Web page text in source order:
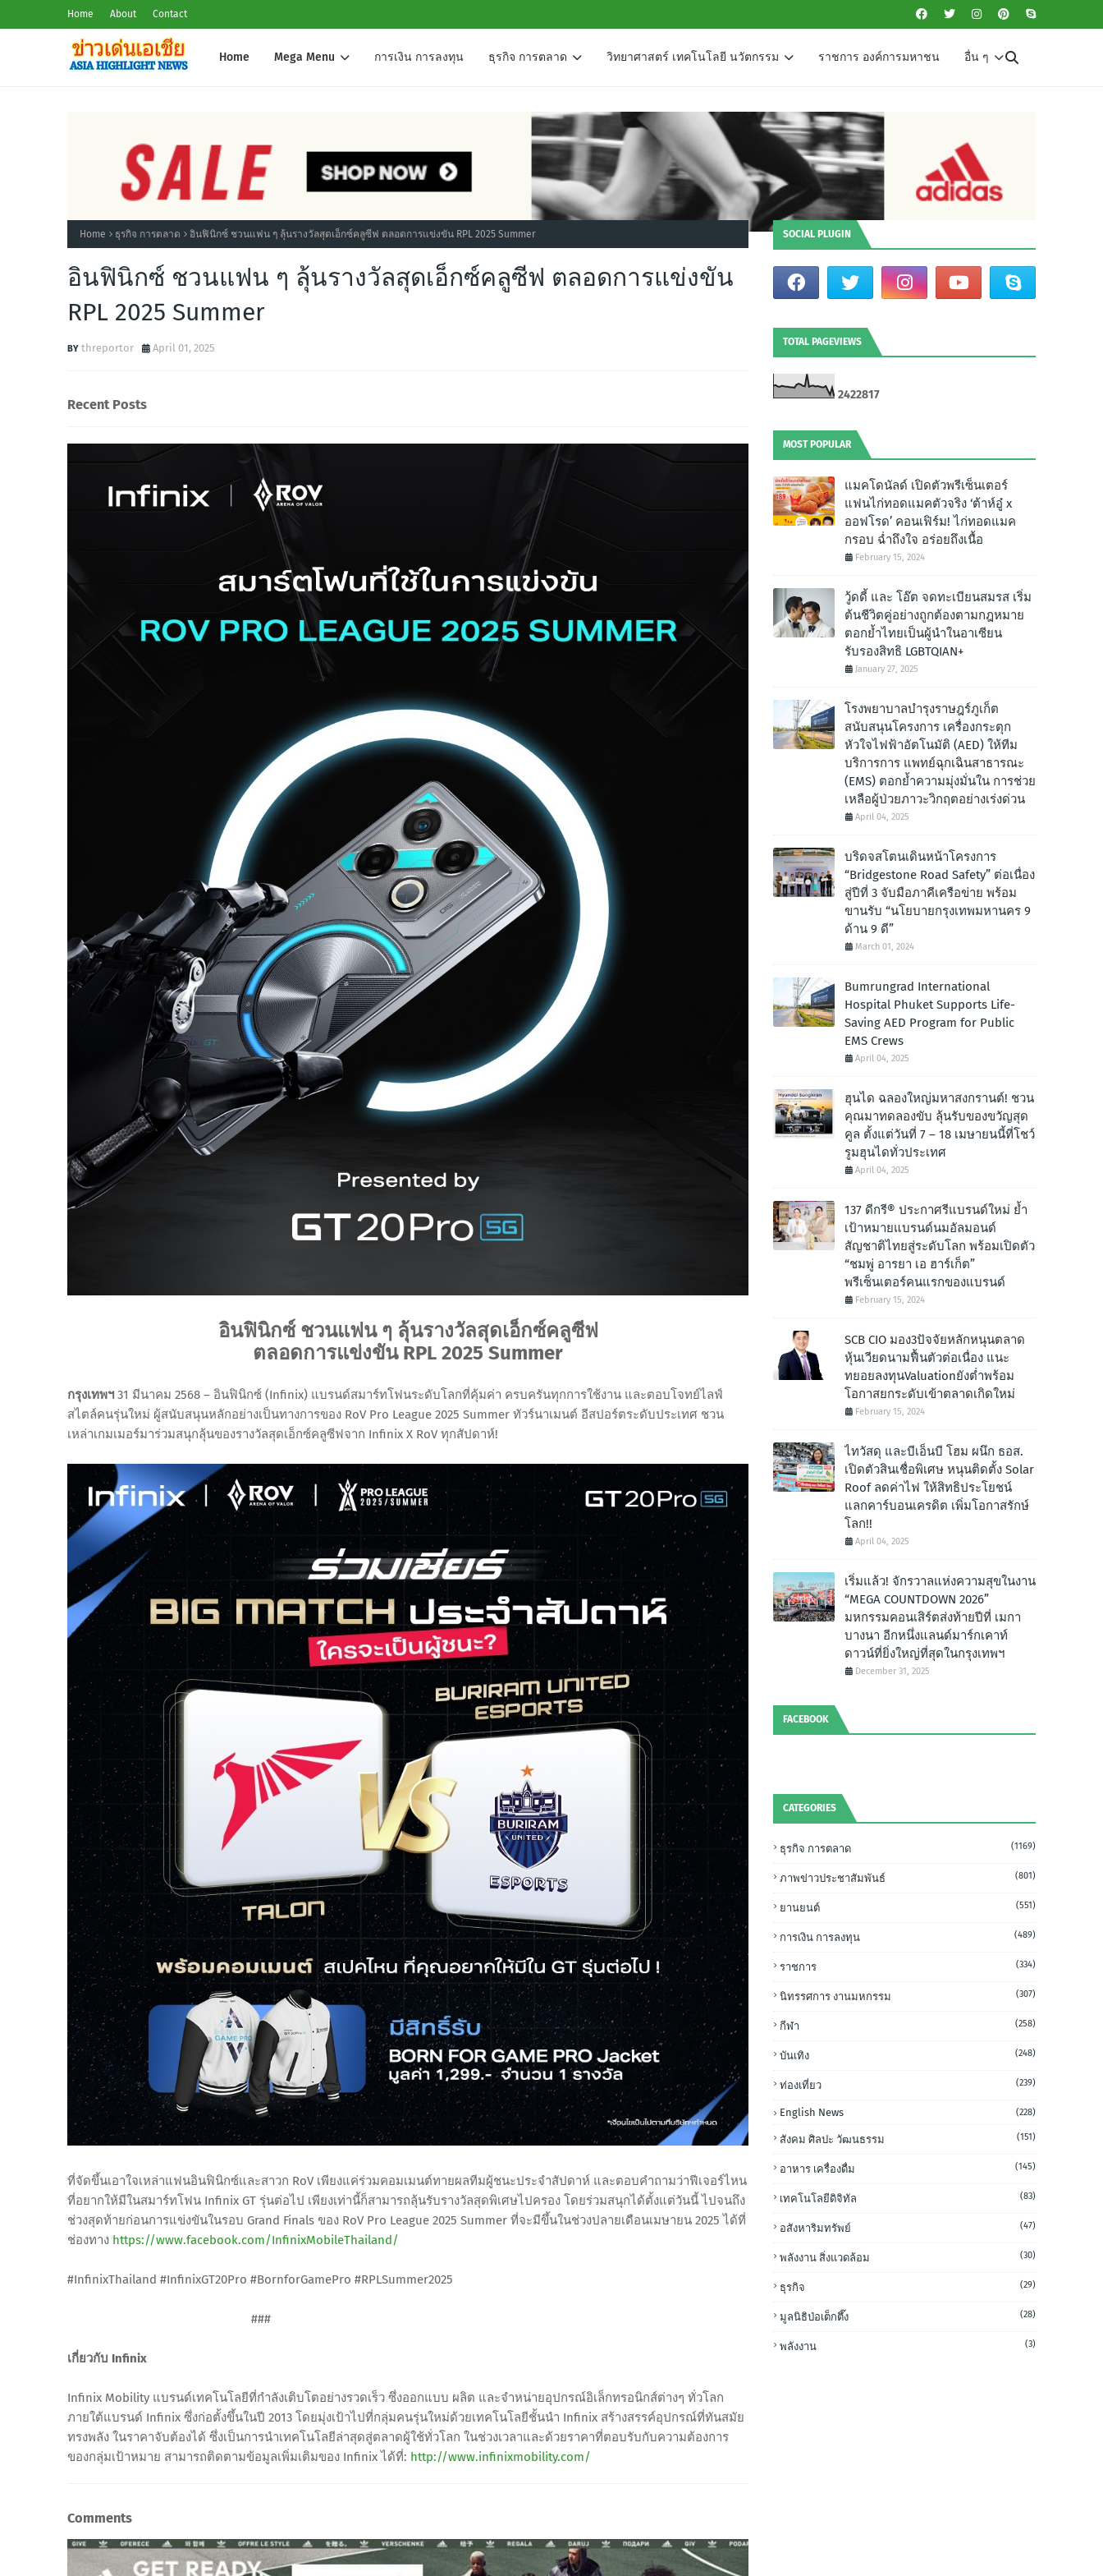
Home About Contact
Home Mega Menu การเงิน การลงทุน ธุรกิจ การตลาด วิทยาศาสตร์ เทคโนโลยี นวัตกรรม ราชการ องค์การมหาชน อื่น ๆ
Home ธุรกิจ การตลาด อินฟินิกซ์ ชวนแฟน ๆ ลุ้นรางวัลสุดเอ็กซ์คลูซีฟ ตลอดการแข่งขัน RPL 2025 Summer
อินฟินิกซ์ ชวนแฟน ๆ ลุ้นรางวัลสุดเอ็กซ์คลูซีฟ ตลอดการแข่งขัน
RPL 2025 Summer
threportor April 01, 2025
Recent Posts
อินฟินิกซ์ ชวนแฟน ๆ ลุ้นรางวัลสุดเอ็กซ์คลูซีฟ
ตลอดการแข่งขัน RPL 2025 Summer
กรุงเทพฯ 31 มีนาคม 2568 – อินฟินิกซ์ (Infinix) แบรนด์สมาร์ทโฟนระดับโลกที่คุ้มค่า ครบครันทุกการใช้งาน และตอบโจทย์ไลฟ์
สไตล์คนรุ่นใหม่ ผู้สนับสนุนหลักอย่างเป็นทางการของ RoV Pro League 2025 Summer ทัวร์นาเมนต์ อีสปอร์ตระดับประเทศ ชวน
เหล่าเกมเมอร์มาร่วมสนุกลุ้นของรางวัลสุดเอ็กซ์คลูซีฟจาก Infinix X RoV ทุกสัปดาห์!
ที่จัดขึ้นเอาใจเหล่าแฟนอินฟินิกซ์และสาวก RoV เพียงแค่ร่วมคอมเมนต์ทายผลทีมผู้ชนะประจำสัปดาห์ และตอบคำถามว่าฟีเจอร์ไหน
ที่อยากให้มีในสมาร์ทโฟน Infinix GT รุ่นต่อไป เพียงเท่านี้ก็สามารถลุ้นรับรางวัลสุดพิเศษไปครอง โดยร่วมสนุกได้ตั้งแต่วันนี้ ไปจนถึง
ช่วงสุดท้ายก่อนการแข่งขันในรอบ Grand Finals ของ RoV Pro League 2025 Summer ที่จะมีขึ้นในช่วงปลายเดือนเมษายน 2025 ได้ที่
ช่องทาง https://www.facebook.com/InfinixMobileThailand/
#InfinixThailand #InfinixGT20Pro #BornforGamePro #RPLSummer2025
###
เกี่ยวกับ Infinix
Infinix Mobility แบรนด์เทคโนโลยีที่กำลังเติบโตอย่างรวดเร็ว ซึ่งออกแบบ ผลิต และจำหน่ายอุปกรณ์อิเล็กทรอนิกส์ต่างๆ ทั่วโลก
ภายใต้แบรนด์ Infinix ซึ่งก่อตั้งขึ้นในปี 2013 โดยมุ่งเป้าไปที่กลุ่มคนรุ่นใหม่ด้วยเทคโนโลยีชั้นนำ Infinix สร้างสรรค์อุปกรณ์ที่ทันสมัย
ทรงพลัง ในราคาจับต้องได้ ซึ่งเป็นการนำเทคโนโลยีล่าสุดสู่ตลาดผู้ใช้ทั่วโลก ในช่วงเวลาและด้วยราคาที่ตอบรับกับความต้องการ
ของกลุ่มเป้าหมาย สามารถติดตามข้อมูลเพิ่มเติมของ Infinix ได้ที่: http://www.infinixmobility.com/
Comments
SOCIAL PLUGIN
TOTAL PAGEVIEWS
2422817
MOST POPULAR
แมคโดนัลด์ เปิดตัวพรีเซ็นเตอร์
แฟนไก่ทอดแมคตัวจริง ‘ต้าห์อู๋ x
ออฟโรด’ คอนเฟิร์ม! ไก่ทอดแมค
กรอบ ฉํ่าถึงใจ อร่อยถึงเนื้อ
February 15, 2024
วู้ดดี้ และ โอ๊ต จดทะเบียนสมรส เริ่ม
ต้นชีวิตคู่อย่างถูกต้องตามกฎหมาย
ตอกย้ำไทยเป็นผู้นำในอาเซียน
รับรองสิทธิ LGBTQIAN+
January 27, 2025
โรงพยาบาลบำรุงราษฎร์ภูเก็ต
สนับสนุนโครงการ เครื่องกระตุก
หัวใจไฟฟ้าอัตโนมัติ (AED) ให้ทีม
บริการการ แพทย์ฉุกเฉินสาธารณะ
(EMS) ตอกย้ำความมุ่งมั่นใน การช่วย
เหลือผู้ป่วยภาวะวิกฤตอย่างเร่งด่วน
April 04, 2025
บริดจสโตนเดินหน้าโครงการ
“Bridgestone Road Safety” ต่อเนื่อง
สู่ปีที่ 3 จับมือภาคีเครือข่าย พร้อม
ขานรับ “นโยบายกรุงเทพมหานคร 9
ด้าน 9 ดี”
March 01, 2024
Bumrungrad International
Hospital Phuket Supports Life-
Saving AED Program for Public
EMS Crews
April 04, 2025
ฮุนได ฉลองใหญ่มหาสงกรานต์! ชวน
คุณมาทดลองขับ ลุ้นรับของขวัญสุด
คูล ตั้งแต่วันที่ 7 – 18 เมษายนนี้ที่โชว์
รูมฮุนไดทั่วประเทศ
April 04, 2025
137 ดีกรี® ประกาศรีแบรนด์ใหม่ ย้ำ
เป้าหมายแบรนด์นมอัลมอนด์
สัญชาติไทยสู่ระดับโลก พร้อมเปิดตัว
“ชมพู่ อารยา เอ ฮาร์เก็ต”
พรีเซ็นเตอร์คนแรกของแบรนด์
February 15, 2024
SCB CIO มอง3ปัจจัยหลักหนุนตลาด
หุ้นเวียดนามฟื้นตัวต่อเนื่อง แนะ
ทยอยลงทุนValuationยังต่ำพร้อม
โอกาสยกระดับเข้าตลาดเกิดใหม่
February 15, 2024
ไทวัสดุ และบีเอ็นบี โฮม ผนึก ธอส.
เปิดตัวสินเชื่อพิเศษ หนุนติดตั้ง Solar
Roof ลดค่าไฟ ให้สิทธิประโยชน์
แลกคาร์บอนเครดิต เพิ่มโอกาสรักษ์
โลก!!
April 04, 2025
เริ่มแล้ว! จักรวาลแห่งความสุขในงาน
“MEGA COUNTDOWN 2026”
มหกรรมคอนเสิร์ตส่งท้ายปีที่ เมกา
บางนา อีกหนึ่งแลนด์มาร์กเคาท์
ดาวน์ที่ยิ่งใหญ่ที่สุดในกรุงเทพฯ
December 31, 2025
FACEBOOK
CATEGORIES
ธุรกิจ การตลาด (1169)
ภาพข่าวประชาสัมพันธ์ (801)
ยานยนต์ (551)
การเงิน การลงทุน (489)
ราชการ (334)
นิทรรศการ งานมหกรรม (307)
กีฬา (258)
บันเทิง (248)
ท่องเที่ยว (239)
English News (228)
สังคม ศิลปะ วัฒนธรรม (151)
อาหาร เครื่องดื่ม (145)
เทคโนโลยีดิจิทัล (83)
อสังหาริมทรัพย์ (47)
พลังงาน สิ่งแวดล้อม (30)
ธุรกิจ (29)
มูลนิธิป่อเต็กตึ๊ง (28)
พลังงาน (3)